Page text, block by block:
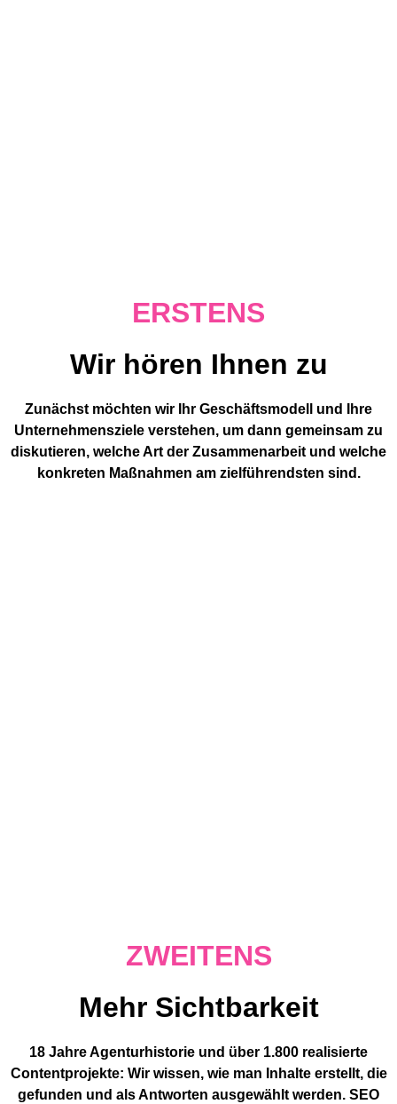
ERSTENS
Wir hören Ihnen zu
Zunächst möchten wir Ihr Geschäftsmodell und Ihre
Unternehmensziele verstehen, um dann gemeinsam zu
diskutieren, welche Art der Zusammenarbeit und welche
konkreten Maßnahmen am zielführendsten sind.
ZWEITENS
Mehr Sichtbarkeit
18 Jahre Agenturhistorie und über 1.800 realisierte
Contentprojekte: Wir wissen, wie man Inhalte erstellt, die
gefunden und als Antworten ausgewählt werden. SEO